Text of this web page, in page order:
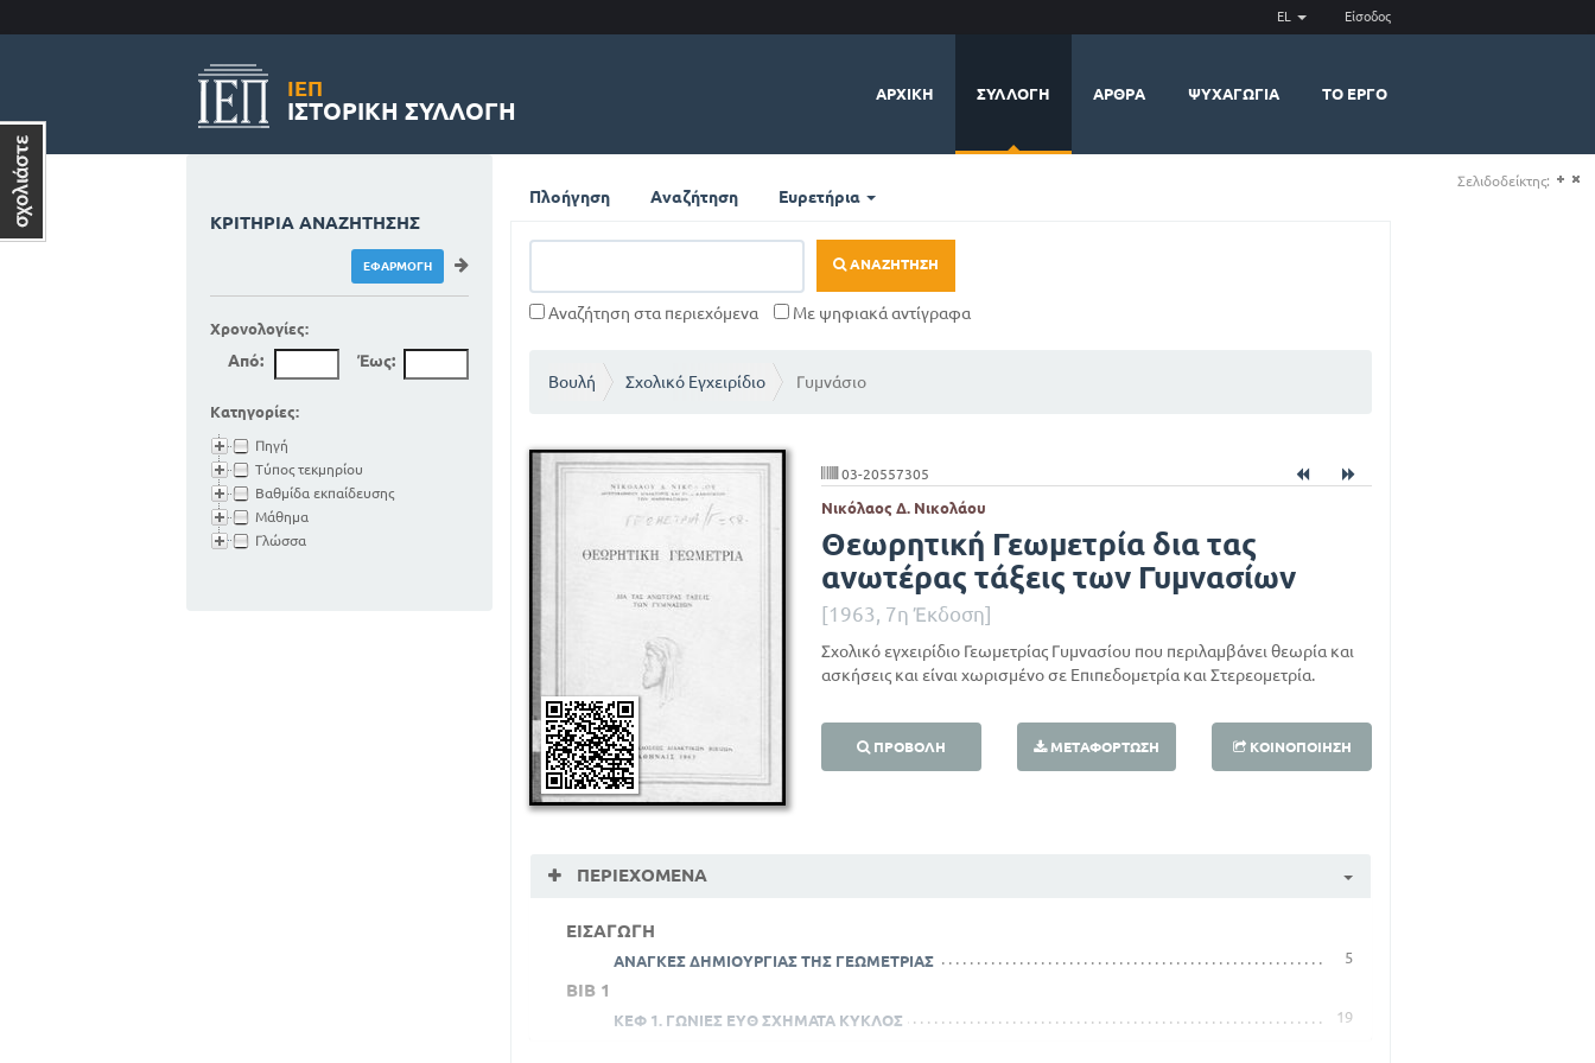
EL Είσοδος
ΙΕΠ
ΙΣΤΟΡΙΚΉ ΣΥΛΛΟΓΉ
ΑΡΧΙΚΉ ΣΥΛΛΟΓΉ ΆΡΘΡΑ ΨΥΧΑΓΩΓΊΑ ΤΟ ΈΡΓΟ
Πλοήγηση Αναζήτηση Ευρετήρια
ΑΝΑΖΉΤΗΣΗ
Αναζήτηση στα περιεχόμενα Με ψηφιακά αντίγραφα
Βουλή Σχολικό Εγχειρίδιο Γυμνάσιο
03-20557305
Νικόλαος Δ. Νικολάου
Θεωρητική Γεωμετρία δια τας
ανωτέρας τάξεις των Γυμνασίων
[1963, 7η Έκδοση]
Σχολικό εγχειρίδιο Γεωμετρίας Γυμνασίου που περιλαμβάνει θεωρία και
ασκήσεις και είναι χωρισμένο σε Επιπεδομετρία και Στερεομετρία.
ΠΡΟΒΟΛΉ ΜΕΤΑΦΌΡΤΩΣΗ ΚΟΙΝΟΠΟΊΗΣΗ
ΠΕΡΙΕΧΌΜΕΝΑ
ΕΙΣΑΓΩΓΗ
ΑΝΑΓΚΕΣ ΔΗΜΙΟΥΡΓΙΑΣ ΤΗΣ ΓΕΩΜΕΤΡΙΑΣ 5
ΒΙΒ 1
ΚΕΦ 1. ΓΩΝΙΕΣ ΕΥΘ ΣΧΗΜΑΤΑ ΚΥΚΛΟΣ
19
ΚΡΙΤΉΡΙΑ ΑΝΑΖΉΤΗΣΗΣ
Χρονολογίες:
Από: Έως:
Κατηγορίες:
Πηγή
Τύπος τεκμηρίου
Βαθμίδα εκπαίδευσης
Μάθημα
Γλώσσα
Σελιδοδείκτης: